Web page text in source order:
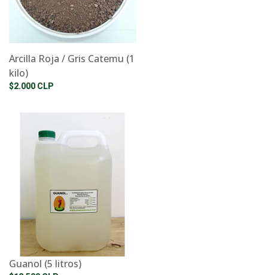
Arcilla Roja / Gris Catemu (1
kilo)
$2.000 CLP
Guanol (5 litros)